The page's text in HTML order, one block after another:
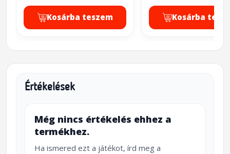
Kosárba teszem Kosárba
Értékelések
Még nincs értékelés ehhez a
termékhez.
Ha ismered ezt a játékot, írd meg a